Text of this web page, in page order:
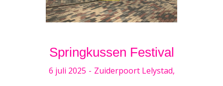
Springkussen Festival
6 juli 2025 - Zuiderpoort Lelystad,